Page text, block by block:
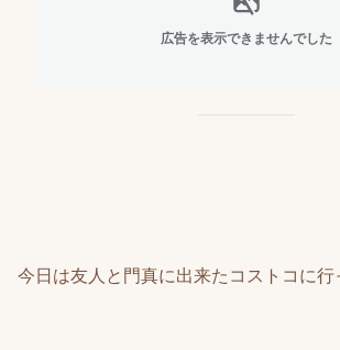
広告を表示できませんでした
今日は友人と門真に出来たコストコに行